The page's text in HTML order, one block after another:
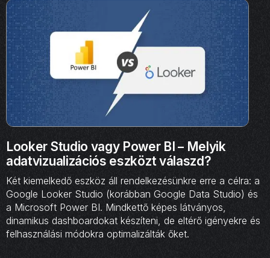
Looker Studio vagy Power BI – Melyik
adatvizualizációs eszközt válaszd?
Két kiemelkedő eszköz áll rendelkezésünkre erre a célra: a
Google Looker Studio (korábban Google Data Studio) és
a Microsoft Power BI. Mindkettő képes látványos,
dinamikus dashboardokat készíteni, de eltérő igényekre és
felhasználási módokra optimalizálták őket.